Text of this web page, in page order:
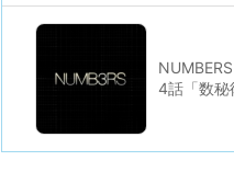
4話「数秘